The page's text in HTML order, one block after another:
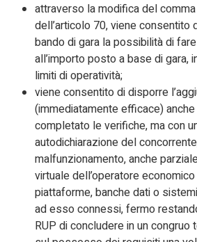
attraverso la modifica del
dell’articolo 70, viene consentito
bando di gara la possibilità di
all’importo posto a base di gara,
limiti di operatività;
viene consentito di disporre
(immediatamente efficace)
completato le verifiche, ma con
autodichiarazione del
malfunzionamento, anche
virtuale dell’operatore
piattaforme, banche dati o
ad esso connessi, fermo
RUP di concludere in un